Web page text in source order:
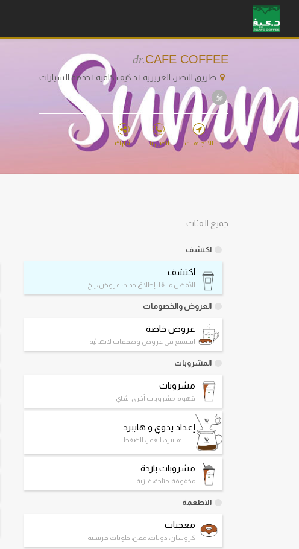
dr.CAFE COFFEE
طريق النصر، العزيزية | د.كيف كافيه | خدمة السيارات
الاتجاهات اتصل بنا شارك
جميع الفئات
اكتشف
اكتشف
الأفضل مبيعًا ، إطلاق جديد ، عروض ، إلخ
العروض والخصومات
عروض خاصة
استمتع في عروض وصفقات لانهائية
المشروبات
مشروبات
قهوة، مشروبات أخرى، شاي
إعداد يدوي و هايبرد
هايبرد، الغمر، الضغط
مشروبات باردة
مخفوقة، مثلجة، غازية
الاطعمة
معجنات
كروسان، دونات، مفن، حلويات فرنسية